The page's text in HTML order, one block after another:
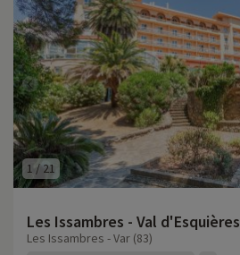
1 /21
Les Issambres - Val d'Esquières
Les Issambres - Var (83)